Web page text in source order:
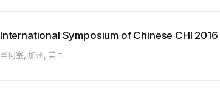
International Symposium of Chinese CHI 2016
圣何塞, 加州, 美国